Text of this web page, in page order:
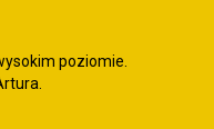
poziomie.